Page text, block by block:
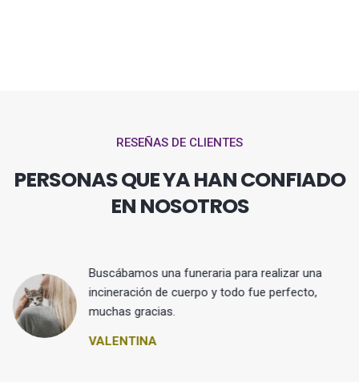
RESEÑAS DE CLIENTES
PERSONAS QUE YA HAN CONFIADO
EN NOSOTROS
Buscábamos una funeraria para realizar una
incineración de cuerpo y todo fue perfecto,
muchas gracias.
VALENTINA